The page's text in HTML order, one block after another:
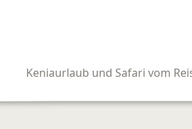
Keniaurlaub und Safari vom